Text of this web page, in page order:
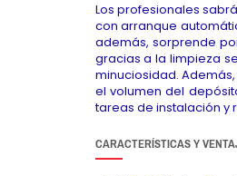
Los profesionales
con arranque
además, sorprende
gracias a la limpieza
minuciosidad.
el volumen del
tareas de instalación y
CARACTERÍSTICAS Y